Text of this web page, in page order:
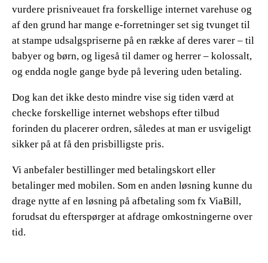
vurdere prisniveauet fra forskellige internet varehuse og
af den grund har mange e-forretninger set sig tvunget til
at stampe udsalgspriserne på en række af deres varer – til
babyer og børn, og ligeså til damer og herrer – kolossalt,
og endda nogle gange byde på levering uden betaling.
Dog kan det ikke desto mindre vise sig tiden værd at
checke forskellige internet webshops efter tilbud
forinden du placerer ordren, således at man er usvigeligt
sikker på at få den prisbilligste pris.
Vi anbefaler bestillinger med betalingskort eller
betalinger med mobilen. Som en anden løsning kunne du
drage nytte af en løsning på afbetaling som fx ViaBill,
forudsat du efterspørger at afdrage omkostningerne over
tid.